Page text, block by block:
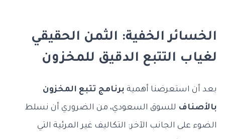
الخسائر الخفية: الثمن الحقيقي
لغياب التتبع الدقيق للمخزون
بعد أن استعرضنا أهمية برنامج تتبع المخزون
بالأصناف للسوق السعودي، من الضروري أن نسلط
الضوء على الجانب الآخر: التكاليف غير المرئية التي